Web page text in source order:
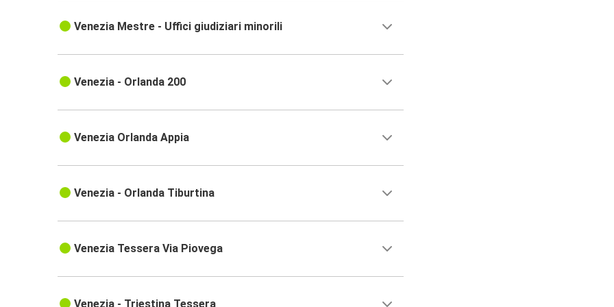
Venezia Mestre - Uffici giudiziari minorili
Venezia - Orlanda 200
Venezia Orlanda Appia
Venezia - Orlanda Tiburtina
Venezia Tessera Via Piovega
Venezia - Triestina Tessera